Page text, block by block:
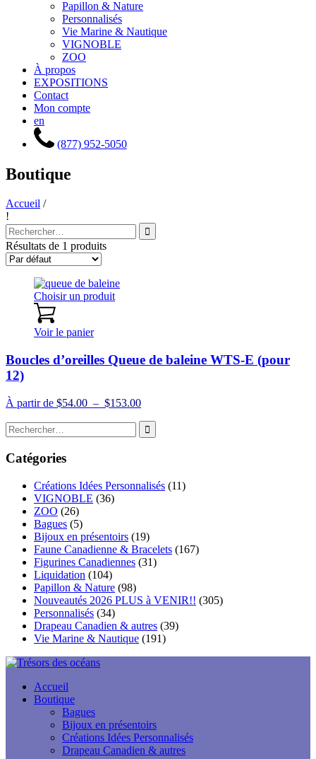
Papillon & Nature
Personnalisés
Vie Marine & Nautique
VIGNOBLE
ZOO
À propos
EXPOSITIONS
Contact
Mon compte
en
(877) 952-5050
Boutique
Accueil /
!
Recherche
pour
:
Résultats de 1 produits
Choisir un produit
Voir le panier
Boucles d’oreilles Queue de baleine WTS-E (pour
12)
À partir de $54.00 – $153.00Plage
prix :
$54.00
Recherche
pour
:Catégories
Créations Idées Personnalisés (11)
VIGNOBLE (36)
ZOO (26)
Bagues (5)
Bijoux en présentoirs (19)
Faune Canadienne & Bracelets (167)
Figurines Canadiennes (31)
Liquidation (104)
Papillon & Nature (98)
Nouveautés 2026 PLUS à VENIR!! (305)
Personnalisés (34)
Drapeau Canadien & autres (39)
Vie Marine & Nautique (191)
Accueil
Boutique
Bagues
Bijoux en présentoirs
Créations Idées Personnalisés
Drapeau Canadien & autres